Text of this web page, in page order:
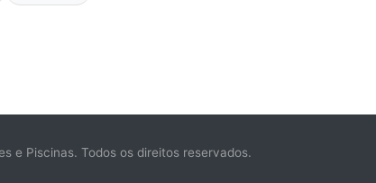
e Piscinas. Todos os direitos reservados.